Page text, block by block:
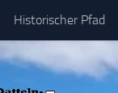
Historischer Pfad